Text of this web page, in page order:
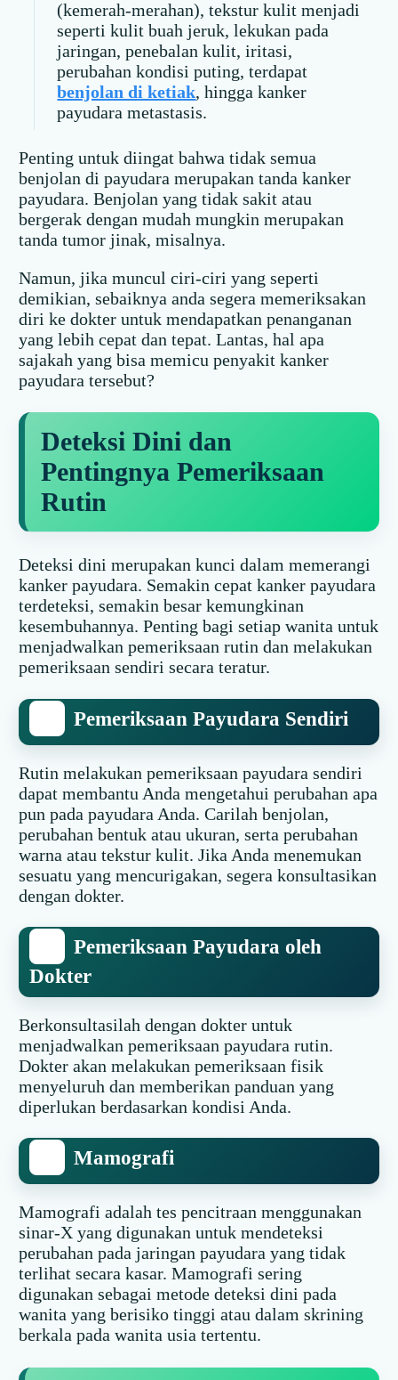
(kemerah-merahan), tekstur kulit menjadi
seperti kulit buah jeruk, lekukan pada
jaringan, penebalan kulit, iritasi,
perubahan kondisi puting, terdapat
benjolan di ketiak, hingga kanker
payudara metastasis.
Penting untuk diingat bahwa tidak semua
benjolan di payudara merupakan tanda kanker
payudara. Benjolan yang tidak sakit atau
bergerak dengan mudah mungkin merupakan
tanda tumor jinak, misalnya.
Namun, jika muncul ciri-ciri yang seperti
demikian, sebaiknya anda segera memeriksakan
diri ke dokter untuk mendapatkan penanganan
yang lebih cepat dan tepat. Lantas, hal apa
sajakah yang bisa memicu penyakit kanker
payudara tersebut?
Deteksi Dini dan
Pentingnya Pemeriksaan
Rutin
Deteksi dini merupakan kunci dalam memerangi
kanker payudara. Semakin cepat kanker payudara
terdeteksi, semakin besar kemungkinan
kesembuhannya. Penting bagi setiap wanita untuk
menjadwalkan pemeriksaan rutin dan melakukan
pemeriksaan sendiri secara teratur.
Pemeriksaan Payudara Sendiri
Rutin melakukan pemeriksaan payudara sendiri
dapat membantu Anda mengetahui perubahan apa
pun pada payudara Anda. Carilah benjolan,
perubahan bentuk atau ukuran, serta perubahan
warna atau tekstur kulit. Jika Anda menemukan
sesuatu yang mencurigakan, segera konsultasikan
dengan dokter.
Pemeriksaan Payudara oleh
Dokter
Berkonsultasilah dengan dokter untuk
menjadwalkan pemeriksaan payudara rutin.
Dokter akan melakukan pemeriksaan fisik
menyeluruh dan memberikan panduan yang
diperlukan berdasarkan kondisi Anda.
Mamografi
Mamografi adalah tes pencitraan menggunakan
sinar-X yang digunakan untuk mendeteksi
perubahan pada jaringan payudara yang tidak
terlihat secara kasar. Mamografi sering
digunakan sebagai metode deteksi dini pada
wanita yang berisiko tinggi atau dalam skrining
berkala pada wanita usia tertentu.